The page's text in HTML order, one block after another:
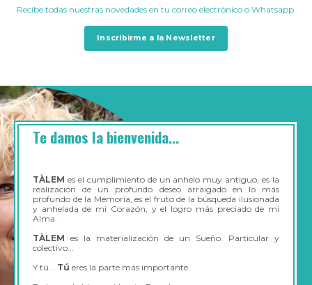
Recibe todas nuestras novedades en tu correo electrónico o Whatsapp.
Inscribirme a la Newsletter
Te damos la bienvenida...
TÀLEM es el cumplimiento de un anhelo muy antiguo, es la
realización de un profundo deseo arraigado en lo más
profundo de la Memoria, es el fruto de la búsqueda ilusionada
y anhelada de mi Corazón, y el logro más preciado de mi
Alma.
TÀLEM es la materialización de un Sueño. Particular y
colectivo...
Y tú... Tú eres la parte más importante.